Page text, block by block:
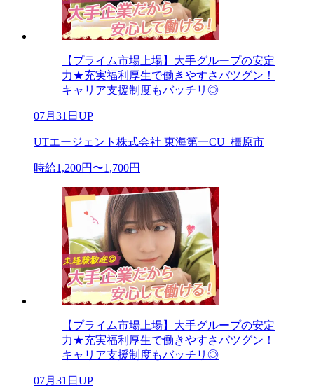
【プライム市場上場】大手グループの安定
力★充実福利厚生で働きやすさバツグン！
キャリア支援制度もバッチリ◎
07月31日UP
UTエージェント株式会社 東海第一CU_橿原市
時給1,200円〜1,700円
【プライム市場上場】大手グループの安定
力★充実福利厚生で働きやすさバツグン！
キャリア支援制度もバッチリ◎
07月31日UP